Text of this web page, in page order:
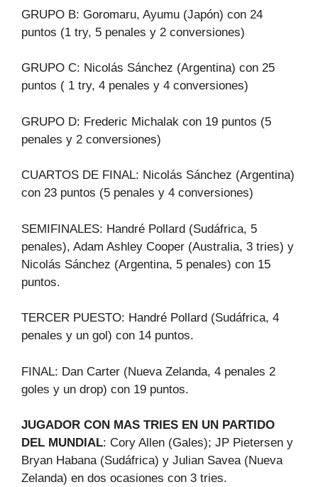
GRUPO B: Goromaru, Ayumu (Japón) con 24
puntos (1 try, 5 penales y 2 conversiones)
GRUPO C: Nicolás Sánchez (Argentina) con 25
puntos ( 1 try, 4 penales y 4 conversiones)
GRUPO D: Frederic Michalak con 19 puntos (5
penales y 2 conversiones)
CUARTOS DE FINAL: Nicolás Sánchez (Argentina)
con 23 puntos (5 penales y 4 conversiones)
SEMIFINALES: Handré Pollard (Sudáfrica, 5
penales), Adam Ashley Cooper (Australia, 3 tries) y
Nicolás Sánchez (Argentina, 5 penales) con 15
puntos.
TERCER PUESTO: Handré Pollard (Sudáfrica, 4
penales y un gol) con 14 puntos.
FINAL: Dan Carter (Nueva Zelanda, 4 penales 2
goles y un drop) con 19 puntos.
JUGADOR CON MAS TRIES EN UN PARTIDO
DEL MUNDIAL: Cory Allen (Gales); JP Pietersen y
Bryan Habana (Sudáfrica) y Julian Savea (Nueva
Zelanda) en dos ocasiones con 3 tries.